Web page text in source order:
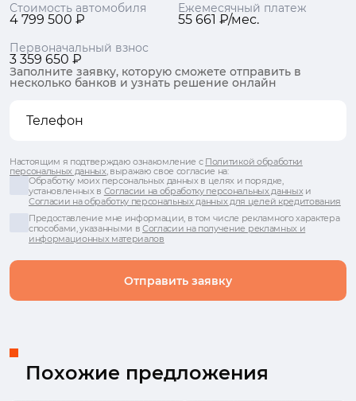
Стоимость автомобиля
4 799 500 ₽
Ежемесячный платеж
55 661 ₽/мес.
Первоначальный взнос
3 359 650 ₽
Заполните заявку, которую сможете отправить в
несколько банков и узнать решение онлайн
Отправить заявку
Настоящим я подтверждаю ознакомление с Политикой обработки
персональных данных, выражаю свое согласие на:
Обработку моих персональных данных в целях и порядке,
установленных в Согласии на обработку персональных данныхи
Согласии на обработку персональных данных для целей кредитования
Предоставление мне информации, в том числе рекламного характера
способами, указанными вСогласии на получение рекламных и
информационных материалов
Похожие предложения